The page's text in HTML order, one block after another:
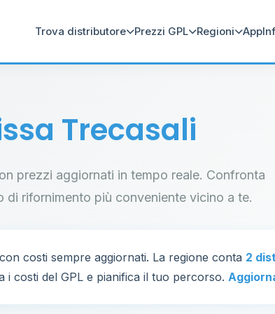
Trova distributore Prezzi GPL Regioni App
Trecasali
prezzi aggiornati in tempo reale. Confronta
rifornimento più conveniente vicino a te.
con costi sempre aggiornati. La regione conta 2
costi del GPL e pianifica il tuo percorso.